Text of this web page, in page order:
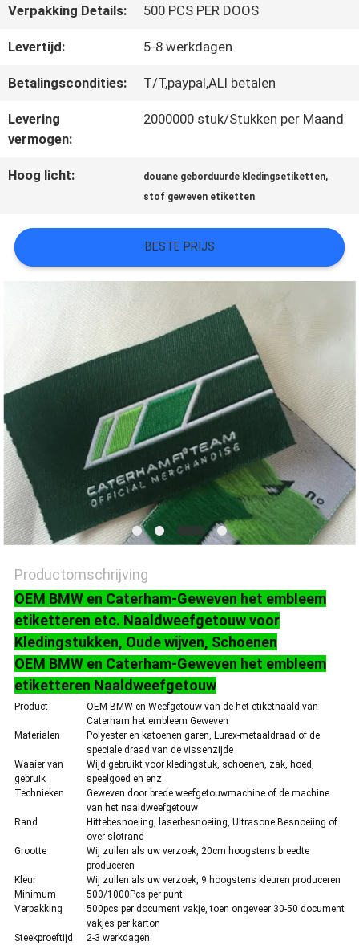
NIEUWS
ALLE
GEVALLEN
VR
SITEMAP
PRIVACYBELEID
Verpakking Details: 500 PCS PER DOOS
Levertijd: 5-8 werkdagen
Betalingscondities: T/T,paypal,ALI betalen
Levering
vermogen:
2000000 stuk/Stukken per Maand
Hoog licht: douane geborduurde kledingsetiketten,
stof geweven etiketten
BESTE PRIJS
Productomschrijving
OEM BMW en Caterham-Geweven het embleem
etiketteren etc. Naaldweefgetouw voor
Kledingstukken, Oude wijven, Schoenen
OEM BMW en Caterham-Geweven het embleem
etiketteren Naaldweefgetouw
Product
OEM BMW en Weefgetouw van de het etiketnaald van
Caterham het embleem Geweven
Materialen
Polyester en katoenen garen, Lurex-metaaldraad of de
speciale draad van de vissenzijde
Waaier van
gebruik
Wijd gebruikt voor kledingstuk, schoenen, zak, hoed,
speelgoed en enz.
Technieken
Geweven door brede weefgetouwmachine of de machine
van het naaldweefgetouw
Rand
Hittebesnoeiing, laserbesnoeiing, Ultrasone Besnoeiing of
over slotrand
Grootte
Wij zullen als uw verzoek, 20cm hoogstens breedte
produceren
Kleur
Wij zullen als uw verzoek, 9 hoogstens kleuren produceren
Minimum
500/1000Pcs per punt
Verpakking
500pcs per document vakje, toen ongeveer 30-50 document
vakjes per karton
Steekproeftijd
2-3 werkdagen